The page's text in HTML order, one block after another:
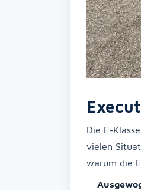
Die E-
vielen
warum die